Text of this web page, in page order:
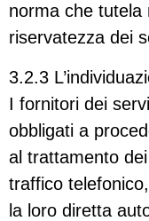
norma che tutela
riservatezza dei
3.2.3
I fornitori dei
obbligati a
al trattamento
traffico
la loro diretta